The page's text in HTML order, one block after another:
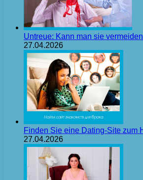
Untreue: Kann man sie
27.04.2026
Finden Sie eine Dating-Site zum
27.04.2026